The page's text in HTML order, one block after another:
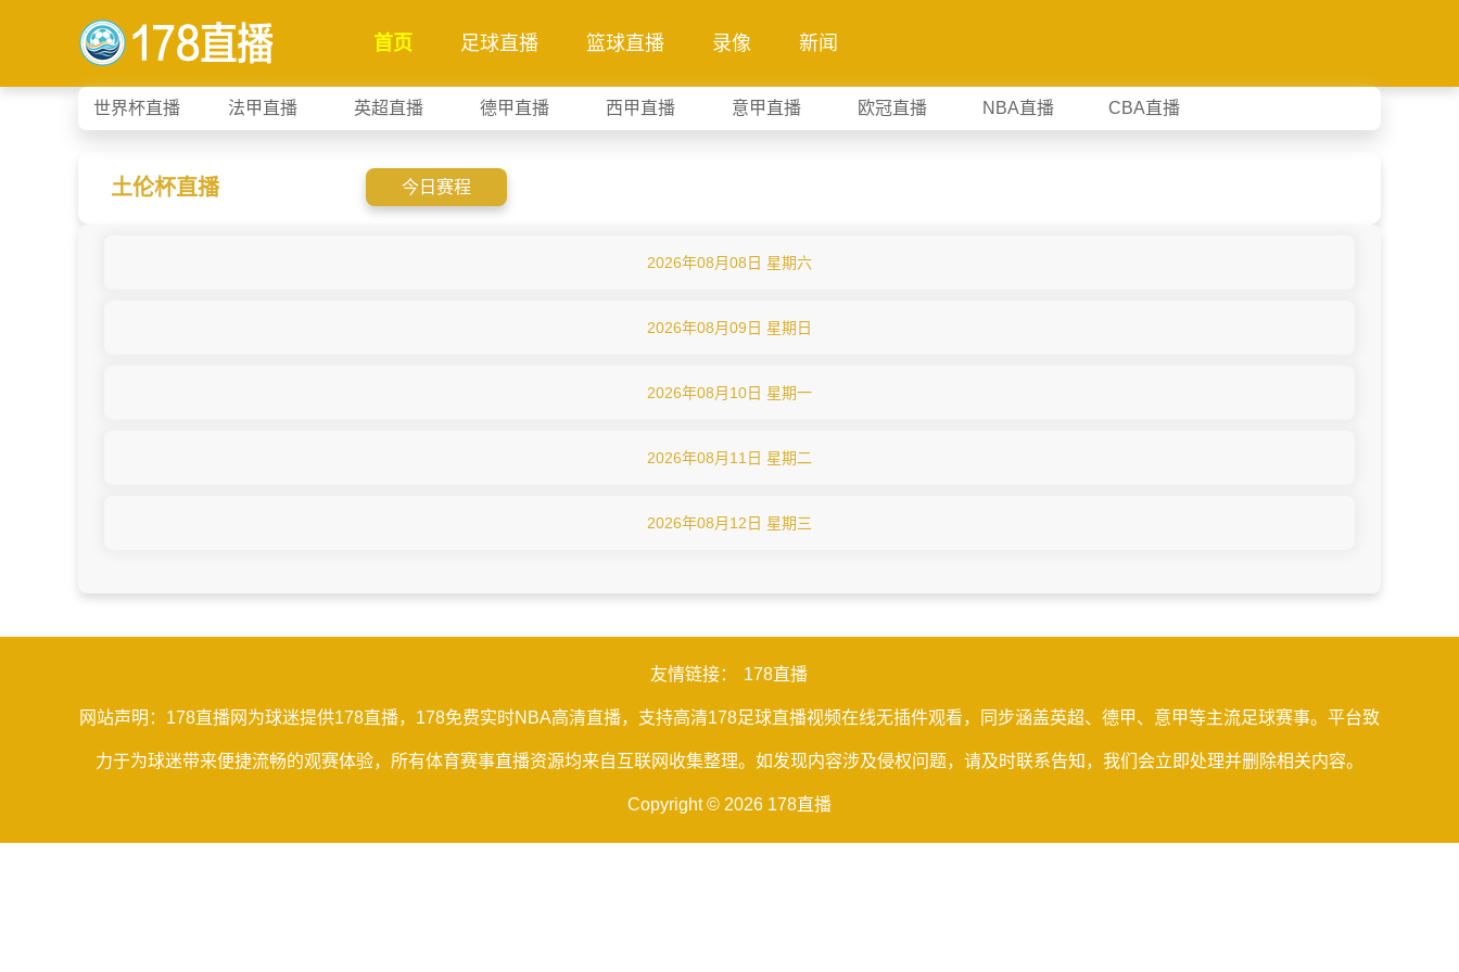
首页 足球直播 篮球直播 录像 新闻
世界杯直播 法甲直播 英超直播 德甲直播 西甲直播 意甲直播 欧冠直播 NBA直播 CBA直播
土伦杯直播 今日赛程
2026年08月08日 星期六
2026年08月09日 星期日
2026年08月10日 星期一
2026年08月11日 星期二
2026年08月12日 星期三
友情链接： 178直播
网站声明：178直播网为球迷提供178直播，178免费实时NBA高清直播，支持高清178足球直播视频在线无插件观看，同步涵盖英超、德甲、意甲等主流足球赛事。平台致
力于为球迷带来便捷流畅的观赛体验，所有体育赛事直播资源均来自互联网收集整理。如发现内容涉及侵权问题，请及时联系告知，我们会立即处理并删除相关内容。
Copyright © 2026 178直播